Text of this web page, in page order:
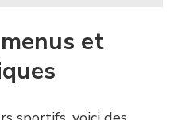
et